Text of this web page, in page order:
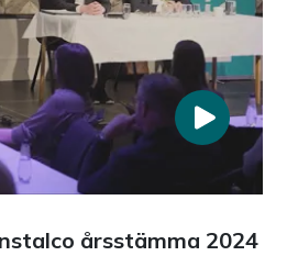
årsstämma 2024